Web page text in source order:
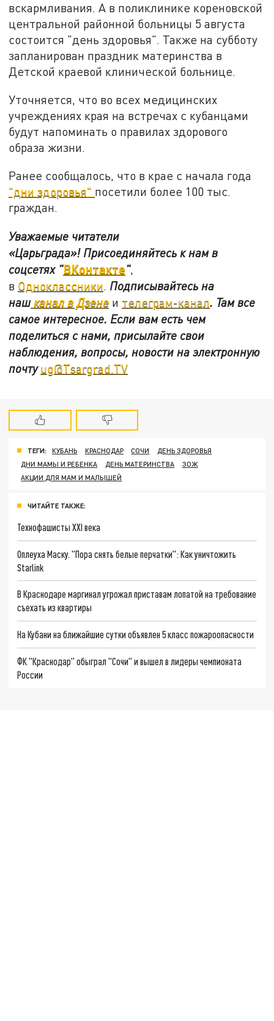
вскармливания. А в поликлинике кореновской
центральной районной больницы 5 августа
состоится "день здоровья". Также на субботу
запланирован праздник материнства в
Детской краевой клинической больнице.
Уточняется, что во всех медицинских
учреждениях края на встречах с кубанцами
будут напоминать о правилах здорового
образа жизни.
Ранее сообщалось, что в крае с начала года
"дни здоровья" посетили более 100 тыс.
граждан.
Уважаемые читатели
«Царьграда»! Присоединяйтесь к нам в
соцсетях "ВКонтакте",
в Одноклассники Подписывайтесь на
нашканал в Дзене и телеграм-канал. Там все
самое интересное. Если вам есть чем
поделиться с нами, присылайте свои
наблюдения, вопросы, новости на электронную
почтуug@Tsargrad.TV
ТЕГИ: КУБАНЬ КРАСНОДАР СОЧИ
ДЕНЬ ЗДОРОВЬЯ
ДНИ МАМЫ И РЕБЕНКА
ДЕНЬ МАТЕРИНСТВА
ЗОЖ
АКЦИИ ДЛЯ МАМ И МАЛЫШЕЙ
ЧИТАЙТЕ ТАКЖЕ:
Технофашисты XXI века
Оплеуха Маску. "Пора снять белые перчатки": Как уничтожить
Starlink
В Краснодаре маргинал угрожал приставам лопатой на требование
съехать из квартиры
На Кубани на ближайшие сутки объявлен 5 класс пожароопасности
ФК "Краснодар" обыграл "Сочи" и вышел в лидеры чемпионата
России